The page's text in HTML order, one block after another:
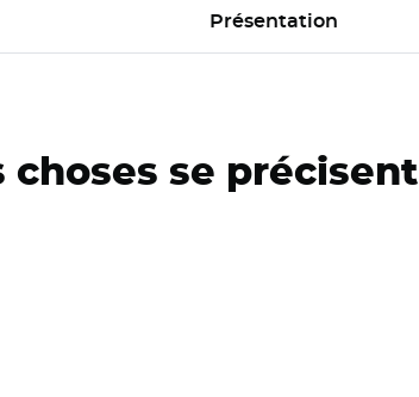
Présentation
choses se précisent